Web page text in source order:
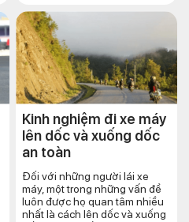
Kinh nghiệm đi xe máy
lên dốc và xuống dốc
an toàn
Đối với những người lái xe
máy, một trong những vấn đề
luôn được họ quan tâm nhiều
nhất là cách lên dốc và xuống